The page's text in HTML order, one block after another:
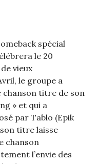
spécial
le 20
vieux
le groupe a
chanson titre de son
» et qui a
par Tablo (Epik
titre laisse
chanson
l’envie des